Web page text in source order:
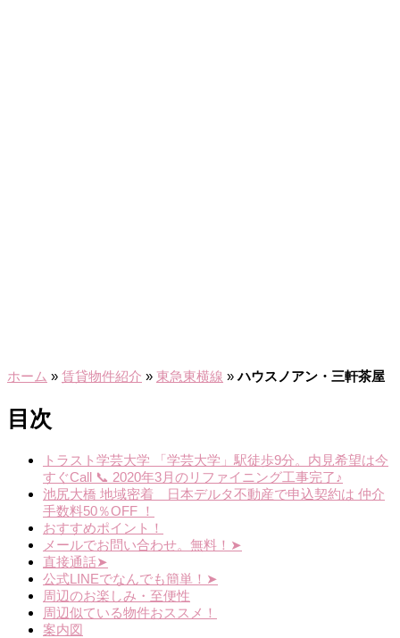
ホーム » 賃貸物件紹介 » 東急東横線 »ハウスノアン・三軒茶屋
目次
トラスト学芸大学 「学芸大学」駅徒歩9分。内見希望は今
すぐCall 📞 2020年3月のリファイニング工事完了♪
池尻大橋 地域密着 日本デルタ不動産で申込契約は 仲介
手数料50％OFF ！
おすすめポイント！
メールでお問い合わせ。無料！➤
直接通話➤
公式LINEでなんでも簡単！➤
周辺のお楽しみ・至便性
周辺似ている物件おススメ！
案内図